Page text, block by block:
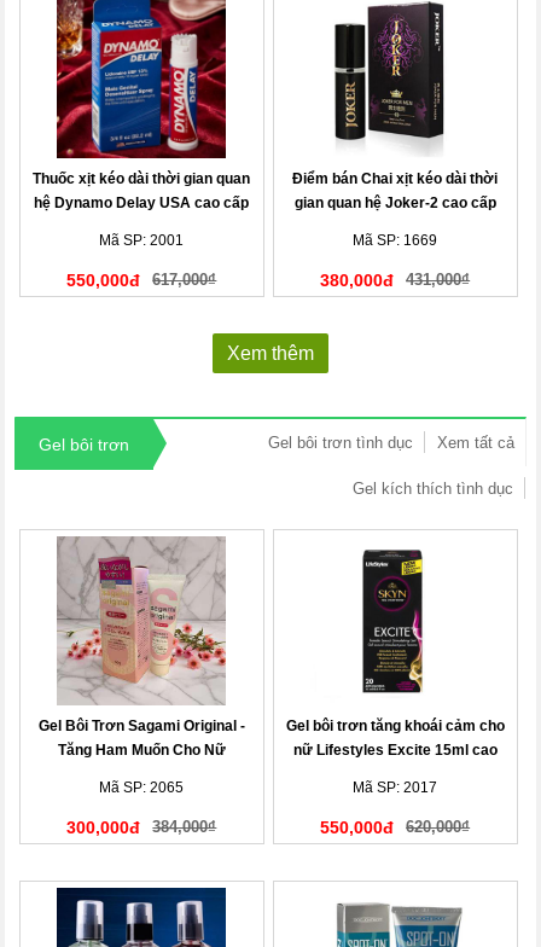
Thuốc xịt kéo dài thời gian quan
hệ Dynamo Delay USA cao cấp
Mã SP: 2001
550,000đ 617,000₫
Điểm bán Chai xịt kéo dài thời
gian quan hệ Joker-2 cao cấp
Mã SP: 1669
380,000đ 431,000₫
Xem thêm
Gel bôi trơn Xem tất cả
Gel bôi trơn tình dục
Gel kích thích tình dục
Gel Bôi Trơn Sagami Original -
Tăng Ham Muốn Cho Nữ
Mã SP: 2065
300,000đ 384,000₫
Gel bôi trơn tăng khoái cảm cho
nữ Lifestyles Excite 15ml cao
Mã SP: 2017
550,000đ 620,000₫